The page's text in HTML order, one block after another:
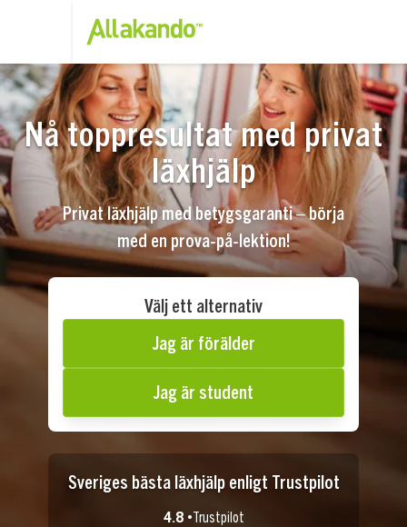
Nå toppresultat med privat
läxhjälp
Privat läxhjälp med betygsgaranti – börja
med en prova-på-lektion!
Välj ett alternativ
Jag är förälder
Jag är student
Sveriges bästa läxhjälp enligt Trustpilot
4.8 •Trustpilot